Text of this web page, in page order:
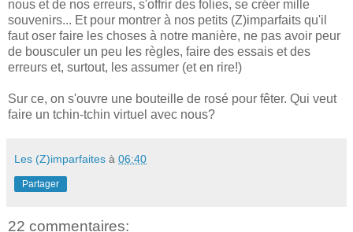
nous et de nos erreurs, s'offrir des folies, se créer mille
souvenirs... Et pour montrer à nos petits (Z)imparfaits qu'il
faut oser faire les choses à notre manière, ne pas avoir peur
de bousculer un peu les règles, faire des essais et des
erreurs et, surtout, les assumer (et en rire!)
Sur ce, on s'ouvre une bouteille de rosé pour fêter. Qui veut
faire un tchin-tchin virtuel avec nous?
Les (Z)imparfaites à 06:40
Partager
22 commentaires: